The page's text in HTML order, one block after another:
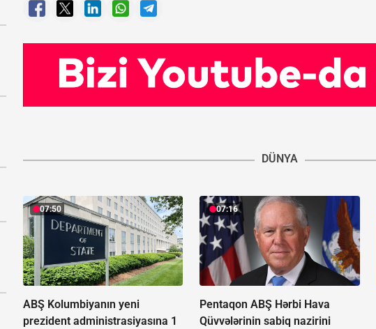
DÜNYA
07:50
ABŞ Kolumbiyanın yeni
prezident administrasiyasına 1
07:16
Pentaqon ABŞ Hərbi Hava
Qüvvələrinin sabiq nazirini